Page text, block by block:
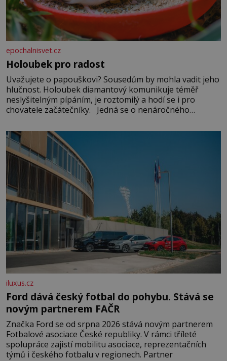
epochalnisvet.cz
Holoubek pro radost
Uvažujete o papouškovi? Sousedům by mohla vadit jeho
hlučnost. Holoubek diamantový komunikuje téměř
neslyšitelným pípáním, je roztomilý a hodí se i pro
chovatele začátečníky. Jedná se o nenáročného
času tráví na zemi, kde sbírá zbytky semínek Jeho
domovinou je prakticky celá Austrálie s výjimkou
pobřežní oblasti.
iluxus.cz
Ford dává český fotbal do pohybu. Stává se
novým partnerem FAČR
Značka Ford se od srpna 2026 stává novým partnerem
Fotbalové asociace České republiky. V rámci tříleté
spolupráce zajistí mobilitu asociace, reprezentačních
týmů i českého fotbalu v regionech. Partner